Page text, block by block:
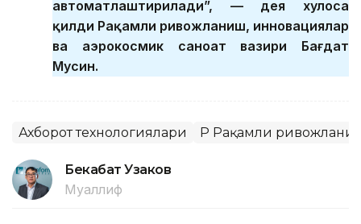
автоматлаштирилади”, — дея хулоса
қилди Рақамли ривожланиш, инновациялар
ва аэрокосмик саноат вазири Бағдат
Мусин.
Ахборот технологиялари ҚР Рақамли
Бекабат Узаков
Муаллиф